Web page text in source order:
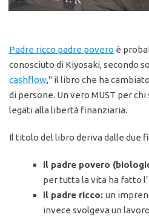
Padre ricco padre povero è
conosciuto di Kiyosaki, secondo
cashflow," il libro che ha
di persone. Un vero MUST per
legati alla libertà finanziaria.
Il titolo del libro deriva dalle due
il padre povero
per tutta la vita ha fatto
il padre ricco: un
invece svolgeva un